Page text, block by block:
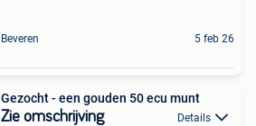
Beveren 5 feb 26
Gezocht - een gouden 50 ecu munt
Zie omschrijving Details